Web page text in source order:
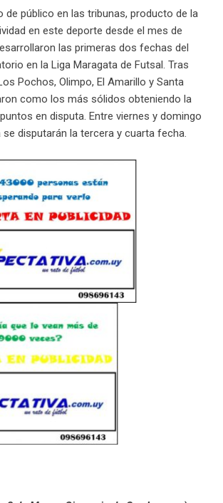
de público en las tribunas, producto de la
en este deporte desde el mes de
las primeras dos fechas del
en la Liga Maragata de Futsal. Tras
Pochos, Olimpo, El Amarillo y Santa
como los más sólidos obteniendo la
en disputa. Entre viernes y domingo
disputarán la tercera y cuarta fecha.